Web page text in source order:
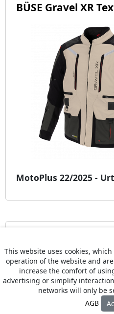
BÜSE Gravel XR
MotoPlus 22/2025 -
This website uses cookies,
operation of the website and
increase the comfort of
advertising or simplify
networks will only be
AGB